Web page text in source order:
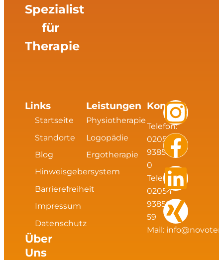
Spezialist
für
Therapie
Links
Startseite
Standorte
Blog
Hinweisgebersystem
Barrierefreiheit
Impressum
Datenschutz
Über
Uns
Leistungen
Physiotherapie
Logopädie
Ergotherapie
Kontakt
Telefon:
02054
93856
0
Telefax:
02054
93856
59
Mail:
I
n
s
t
a
g
F
a
c
e
b
o
L
i
n
k
e
d
X
i
n
g